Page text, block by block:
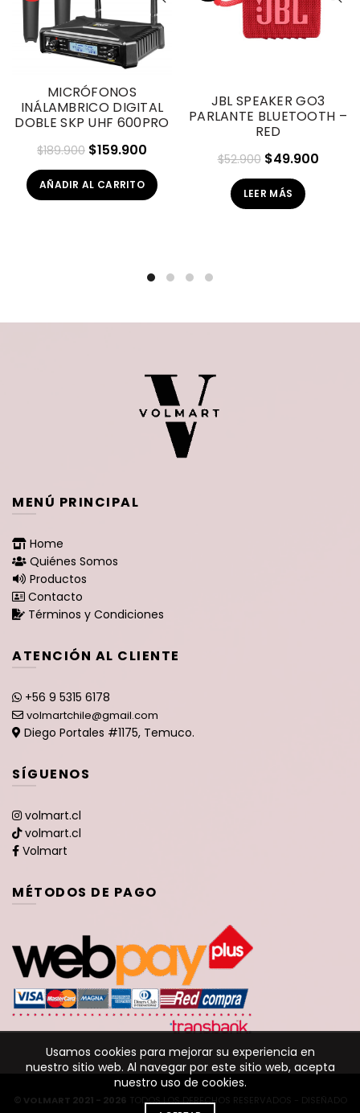
MICRÓFONOS
INÁLAMBRICO DIGITAL
DOBLE SKP UHF 600PRO
$189.900 El
precio
original
$159.900
precio
actual
AÑADIR AL CARRITO
JBL SPEAKER GO3
PARLANTE BLUETOOTH –
RED
$52.900 El
precio
original
$49.900El
LEER MÁS
MENÚ PRINCIPAL
Home
Quiénes Somos
Productos
Contacto
Términos y Condiciones
ATENCIÓN AL CLIENTE
+56 9 5315 6178
volmartchile@gmail.com
Diego Portales #1175, Temuco.
SÍGUENOS
volmart.cl
volmart.cl
Volmart
MÉTODOS DE PAGO
© VOLMART 2021 - 2026 TODOS LOS DERECHOS RESERVADOS - DISEÑADO
Usamos cookies para mejorar su experiencia en
nuestro sitio web. Al navegar por este sitio web, acepta
nuestro uso de cookies.